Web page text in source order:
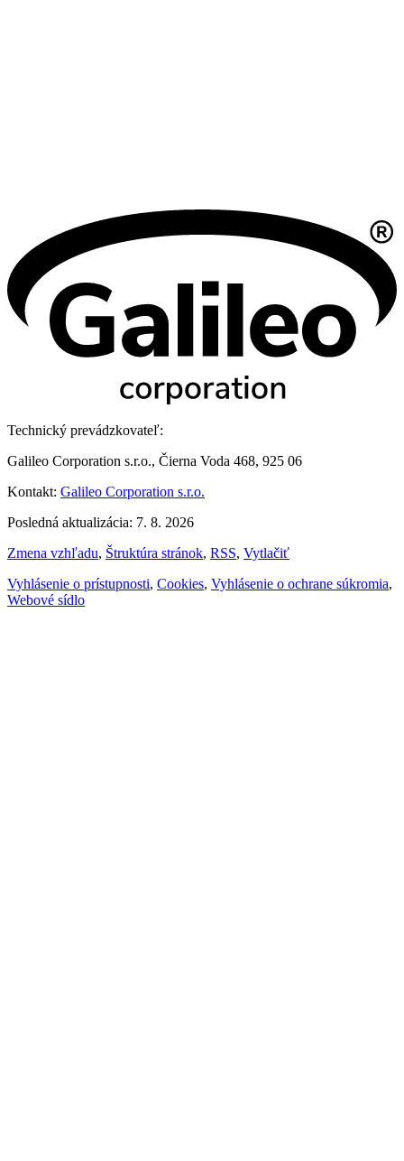
Technický prevádzkovateľ:
Galileo Corporation s.r.o., Čierna Voda 468, 925 06
Kontakt: Galileo Corporation s.r.o.
Posledná aktualizácia: 7. 8. 2026
Zmena vzhľadu, Štruktúra stránok, RSS, Vytlačiť
Vyhlásenie o prístupnosti, Cookies, Vyhlásenie o ochrane súkromia,
Webové sídlo